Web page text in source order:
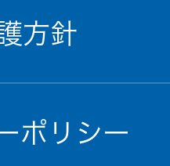
方針
ポリシー